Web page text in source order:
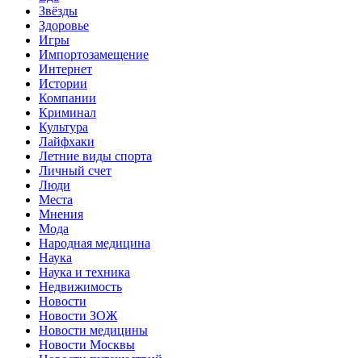
Звёзды
Здоровье
Игры
Импортозамещение
Интернет
Истории
Компании
Криминал
Культура
Лайфхаки
Летние виды спорта
Личный счет
Люди
Места
Мнения
Мода
Народная медицина
Наука
Наука и техника
Недвижимость
Новости
Новости ЗОЖ
Новости медицины
Новости Москвы